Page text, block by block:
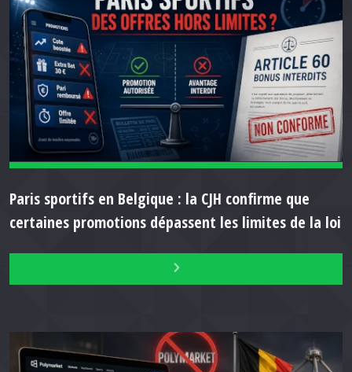
Paris sportifs en Belgique : la CJH confirme que
certaines promotions dépassent les limites de la loi